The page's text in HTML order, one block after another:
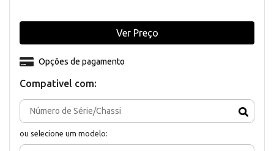
Compativel com:
ou selecione um modelo:
Opções de pagamento
Ver Preço